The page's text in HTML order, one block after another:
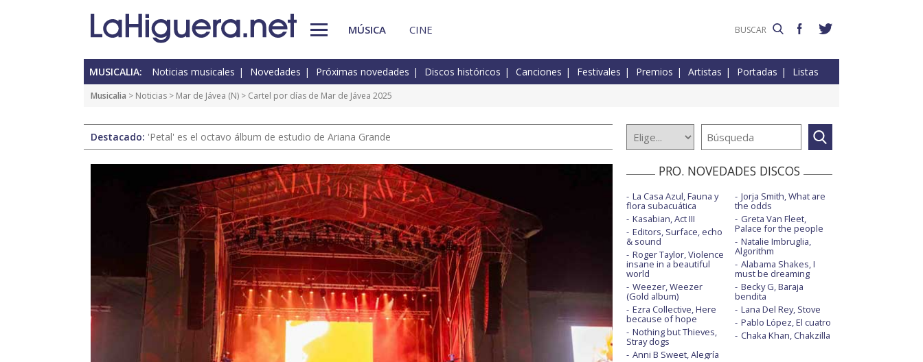
MÚSICA CINE
MUSICALIA: Noticias musicales Novedades Próximas novedades Discos históricos Canciones Festivales Premios Artistas Portadas Listas
Musicalia > Noticias > Mar de Jávea (N) > Cartel por días de Mar de Jávea 2025
Destacado: 'Petal' es el octavo álbum de estudio de Ariana Grande
PRO. NOVEDADES DISCOS
La Casa Azul, Fauna y
flora subacuática
Kasabian, Act III
Editors, Surface, echo
& sound
Roger Taylor, Violence
insane in a beautiful
world
Weezer, Weezer
(Gold album)
Ezra Collective, Here
because of hope
Nothing but Thieves,
Stray dogs
Anni B Sweet, Alegría
Jorja Smith, What are
the odds
Greta Van Fleet,
Palace for the people
Natalie Imbruglia,
Algorithm
Alabama Shakes, I
must be dreaming
Becky G, Baraja
bendita
Lana Del Rey, Stove
Pablo López, El cuatro
Chaka Khan, Chakzilla